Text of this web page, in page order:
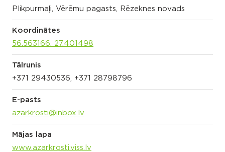
Plikpurmaļi, Vērēmu pagasts, Rēzeknes novads
Koordinātes
56.563166; 27.401498
Tālrunis
+371 29430536, +371 28798796
E-pasts
azarkrosti@inbox.lv
Mājas lapa
www.azarkrosti.viss.lv